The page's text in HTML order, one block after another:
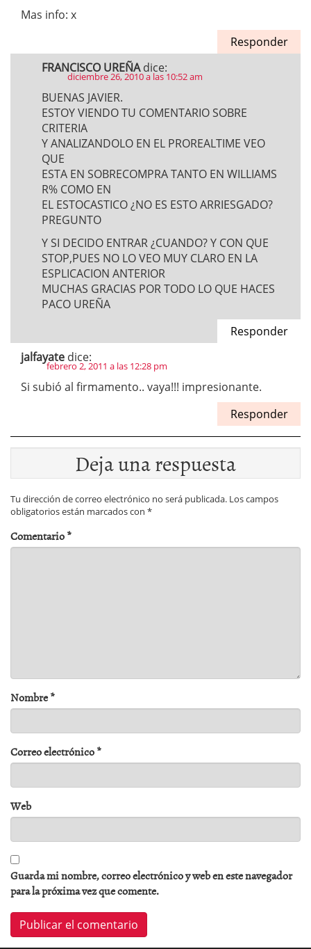
Mas info: x
Responder
FRANCISCO UREÑA dice:
diciembre 26, 2010 a las 10:52 am
BUENAS JAVIER.
ESTOY VIENDO TU COMENTARIO SOBRE
CRITERIA
Y ANALIZANDOLO EN EL PROREALTIME VEO
QUE
ESTA EN SOBRECOMPRA TANTO EN WILLIAMS
R% COMO EN
EL ESTOCASTICO ¿NO ES ESTO ARRIESGADO?
PREGUNTO
Y SI DECIDO ENTRAR ¿CUANDO? Y CON QUE
STOP,PUES NO LO VEO MUY CLARO EN LA
ESPLICACION ANTERIOR
MUCHAS GRACIAS POR TODO LO QUE HACES
PACO UREÑA
Responder
jalfayate dice:
febrero 2, 2011 a las 12:28 pm
Si subió al firmamento.. vaya!!! impresionante.
Responder
Deja una respuesta
Tu dirección de correo electrónico no será publicada. Los campos
obligatorios están marcados con *
Comentario*
Nombre*
Correo electrónico*
Web
Guarda mi nombre, correo electrónico y web en este navegador
para la próxima vez que comente.